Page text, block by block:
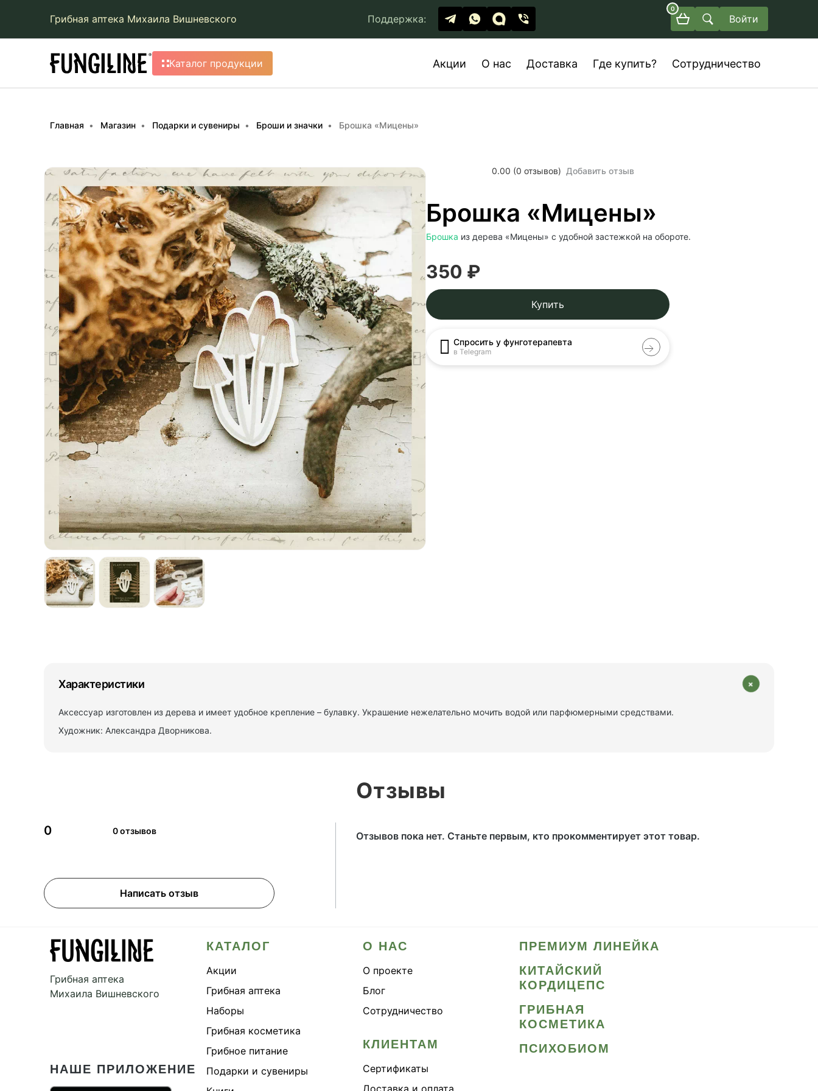
Грибная аптека Михаила Вишневского Поддержка:
0
Войти
Каталог продукции Акции О нас Доставка Где купить? Сотрудничество
Главная Магазин Подарки и сувениры Броши и значки Брошка «Мицены»
0.00 (0 отзывов) Добавить отзыв
Брошка «Мицены»
Брошка из дерева «Мицены» c удобной застежкой на обороте.
350 ₽
Купить
Спросить у фунготерапевта
в Telegram
Характеристики +
Аксессуар изготовлен из дерева и имеет удобное крепление – булавку. Украшение нежелательно мочить водой или парфюмерными средствами.
Художник: Александра Дворникова.
0 0 отзывов
Написать отзыв
Отзывы
Отзывов пока нет. Станьте первым, кто прокомментирует этот товар.
Грибная аптека
Михаила Вишневского
НАШЕ ПРИЛОЖЕНИЕ
КАТАЛОГ
Акции
Грибная аптека
Наборы
Грибная косметика
Грибное питание
Подарки и сувениры
О НАС
О проекте
Блог
Сотрудничество
КЛИЕНТАМ
Сертификаты
Доставка и оплата
ПРЕМИУМ ЛИНЕЙКА
КИТАЙСКИЙ
КОРДИЦЕПС
ГРИБНАЯ
КОСМЕТИКА
ПСИХОБИОМ